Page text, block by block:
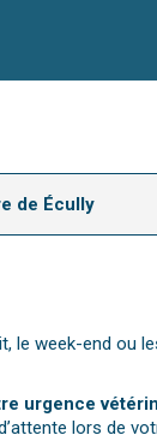
de Écully
le week-end
urgence
lors de